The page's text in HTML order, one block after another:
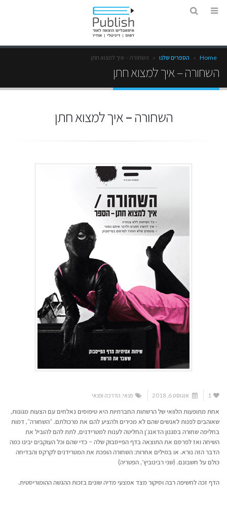
Home
» הספרים שלנו » השחורה – איך למצוא חתן
השחורה – איך למצוא חתן
השחורה – איך למצוא חתן
1 אוגוסט 6, 2018 פנאי הדרכה ופנאי
אחת מתופעות הלוואי של הרשתות החברתיות היא טיפוסים נאלחים עם הצעות מגונות,
שאוהבים לפנות לאנשים שהם לא מכירים ולהציע להם את מרכולתם. ״השחורה״, דמות
בחליפה שחורה בסגנון הדאנג׳ן החליטה לענות למטרידנים, לתת להם להוביל את
השיחה ואז לפרסם את התוצאה בדף הפייסבוק שלה – כדי שהם וכל העוקבים יבינו כמה
הדבר הזה נורא. או במילים אחרות: השחורה הופכת את המטרידנים לקרקס והבדיחה
כולם על חשבונם. (שני רבינוביץ׳, הפטריה)
הדף זכה לחשיפה רבה וסיקור מצד אמצעי מדיה שונים בזכות ההגשה ההומוריסטית.